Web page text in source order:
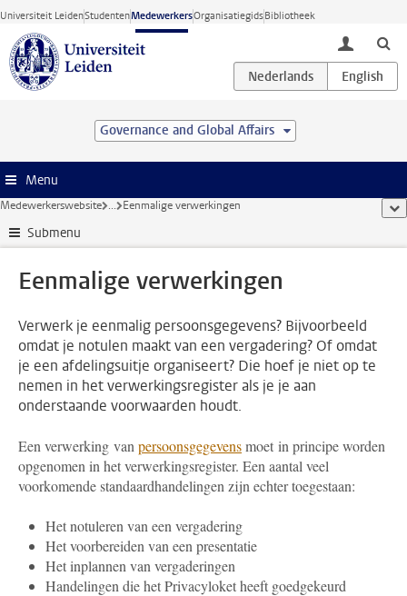
Ga direct naar de inhoud
Universiteit LeidenStudentenMedewerkersOrganisatiegidsBibliotheek
toggle
Governance and Global Affairs
Menu
Medewerkerswebsite ... Eenmalige verwerkingen
Submenu
Eenmalige verwerkingen
Verwerk je eenmalig persoonsgegevens? Bijvoorbeeld
omdat je notulen maakt van een vergadering? Of omdat
je een afdelingsuitje organiseert? Die hoef je niet op te
nemen in het verwerkingsregister als je je aan
onderstaande voorwaarden houdt.
Een verwerking van persoonsgegevensmoet in principe worden
opgenomen in het verwerkingsregister. Een aantal veel
voorkomende standaardhandelingen zijn echter toegestaan:
Het notuleren van een vergadering
Het voorbereiden van een presentatie
Het inplannen van vergaderingen
Handelingen die het Privacyloket heeft goedgekeurd